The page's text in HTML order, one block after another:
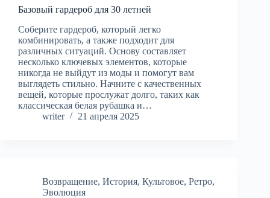
Базовый гардероб для 30 летней
Соберите гардероб, который легко
комбинировать, а также подходит для
различных ситуаций. Основу составляет
несколько ключевых элементов, которые
никогда не выйдут из моды и помогут вам
выглядеть стильно. Начните с качественных
вещей, которые прослужат долго, таких как
классическая белая рубашка и…
writer
21 апреля 2025
Возвращение, История, Культовое, Ретро,
Эволюция